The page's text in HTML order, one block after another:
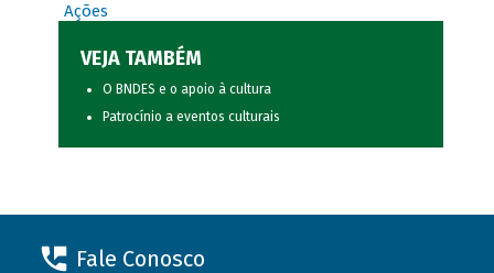
Ações
VEJA TAMBÉM
O BNDES e o apoio à cultura
Patrocínio a eventos culturais
Fale Conosco